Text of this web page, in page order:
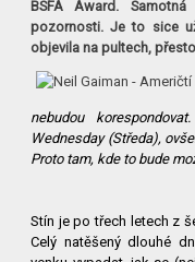
BSFA Award.
pozornosti. Je to sice
objevila na pultech,
nebudou
Wednesday (Středa),
Proto tam, kde to bude
Stín je po třech letech z
Celý natěšený dlouhé